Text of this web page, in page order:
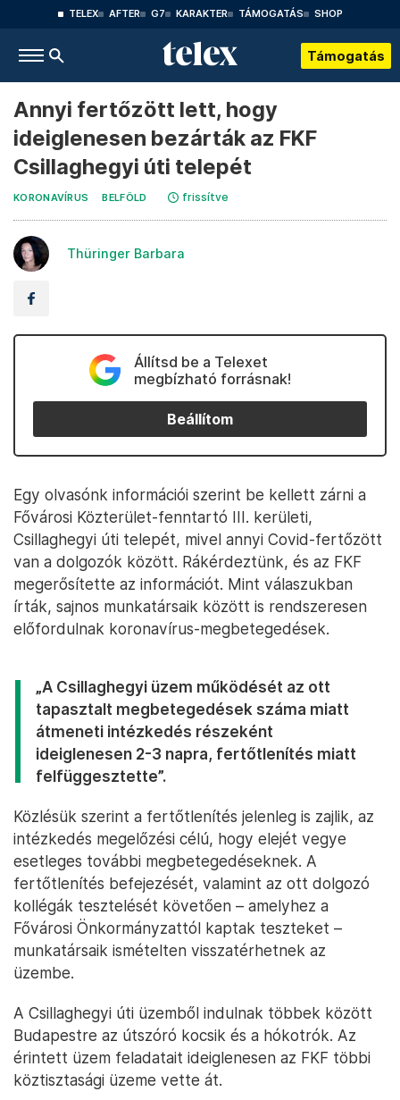
TELEX AFTER G7 KARAKTER TÁMOGATÁS SHOP
Támogatás
Annyi fertőzött lett, hogy
ideiglenesen bezárták az FKF
Csillaghegyi úti telepét
KORONAVÍRUS BELFÖLD frissítve
Thüringer Barbara
Állítsd be a Telexet
megbízható forrásnak!
Beállítom
Egy olvasónk információi szerint be kellett zárni a
Fővárosi Közterület-fenntartó III. kerületi,
Csillaghegyi úti telepét, mivel annyi Covid-fertőzött
van a dolgozók között. Rákérdeztünk, és az FKF
megerősítette az információt. Mint válaszukban
írták, sajnos munkatársaik között is rendszeresen
előfordulnak koronavírus-megbetegedések.
„A Csillaghegyi üzem működését az ott
tapasztalt megbetegedések száma miatt
átmeneti intézkedés részeként
ideiglenesen 2-3 napra, fertőtlenítés miatt
felfüggesztette”.
Közlésük szerint a fertőtlenítés jelenleg is zajlik, az
intézkedés megelőzési célú, hogy elejét vegye
esetleges további megbetegedéseknek. A
fertőtlenítés befejezését, valamint az ott dolgozó
kollégák tesztelését követően – amelyhez a
Fővárosi Önkormányzattól kaptak teszteket –
munkatársaik ismételten visszatérhetnek az
üzembe.
A Csillaghegyi úti üzemből indulnak többek között
Budapestre az útszóró kocsik és a hókotrók. Az
érintett üzem feladatait ideiglenesen az FKF többi
köztisztasági üzeme vette át.